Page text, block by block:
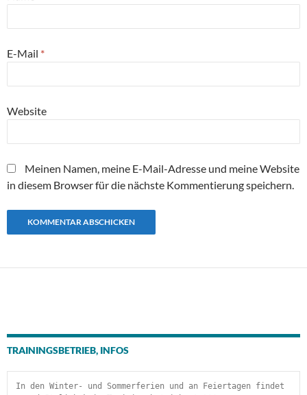
E-Mail *
Website
Meinen Namen, meine E-Mail-Adresse und meine Website
in diesem Browser für die nächste Kommentierung speichern.
TRAININGSBETRIEB, INFOS
In den Winter- und Sommerferien und an Feiertagen findet